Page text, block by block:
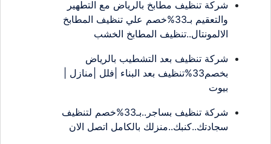
شركة تنظيف مطابخ بالرياض مع التطهير
والتعقيم بـ33%خصم علي تنظيف المطابخ
الالمونتال..تنظيف المطابخ الخشب
شركة تنظيف بعد التشطيب بالرياض
بخصم33%تنظيف بعد البناء |فلل |منازل |
بيوت
شركة تنظيف بساجر..بـ33%خصم لتنظيف
سجادتك..كنبك..منزلك بالكامل اتصل الان